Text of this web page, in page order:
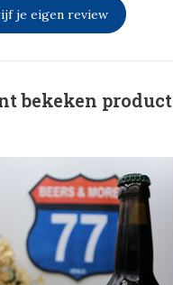
je eigen review
bekeken